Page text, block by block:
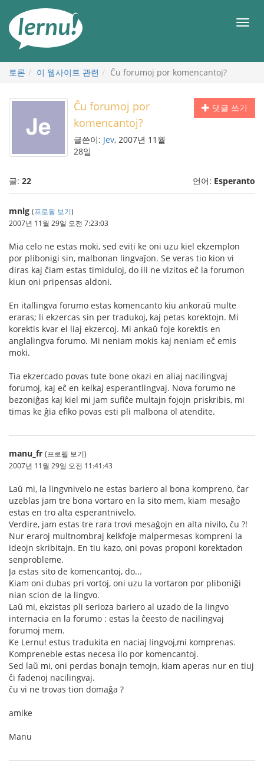
메
토론 이 웹사이트 관련 Ĉu forumoj por komencantoj?
댓글 쓰기
Ĉu forumoj por
komencantoj?
글쓴이: Jev, 2007년 11월
28일
글: 22 언어: Esperanto
mnlg (프로필 보기)
2007년 11월 29일 오전 7:23:03
Mia celo ne estas moki, sed eviti ke oni uzu kiel ekzemplon
por plibonigi sin, malbonan lingvaĵon. Se veras tio kion vi
diras kaj ĉiam estas timiduloj, do ili ne vizitos eĉ la forumon
kiun oni pripensas aldoni.
En itallingva forumo estas komencanto kiu ankoraŭ multe
eraras; li ekzercas sin per tradukoj, kaj petas korektojn. Mi
korektis kvar el liaj ekzercoj. Mi ankaŭ foje korektis en
anglalingva forumo. Mi neniam mokis kaj neniam eĉ emis
moki.
Tia ekzercado povas tute bone okazi en aliaj nacilingvaj
forumoj, kaj eĉ en kelkaj esperantlingvaj. Nova forumo ne
bezoniĝas kaj kiel mi jam sufiĉe multajn fojojn priskribis, mi
timas ke ĝia efiko povas esti pli malbona ol atendite.
manu_fr (프로필 보기)
2007년 11월 29일 오전 11:41:43
Laŭ mi, la lingvnivelo ne estas bariero al bona kompreno, ĉar
uzeblas jam tre bona vortaro en la sito mem, kiam mesaĝo
estas en tro alta esperantnivelo.
Verdire, jam estas tre rara trovi mesaĝojn en alta nivilo, ĉu ?!
Nur eraroj multnombraj kelkfoje malpermesas kompreni la
ideojn skribitajn. En tiu kazo, oni povas proponi korektadon
senprobleme.
Ja estas sito de komencantoj, do...
Kiam oni dubas pri vortoj, oni uzu la vortaron por pliboniĝi
nian scion de la lingvo.
Laŭ mi, ekzistas pli serioza bariero al uzado de la lingvo
internacia en la forumo : estas la ĉeesto de nacilingvaj
forumoj mem.
Ke Lernu! estus tradukita en naciaj lingvoj,mi komprenas.
Kompreneble estas necesa ilo por komencantoj.
Sed laŭ mi, oni perdas bonajn temojn, kiam aperas nur en tiuj
ĉi fadenoj nacilingvaj.
ĉu vi ne trovas tion domaĝa ?
amike
Manu